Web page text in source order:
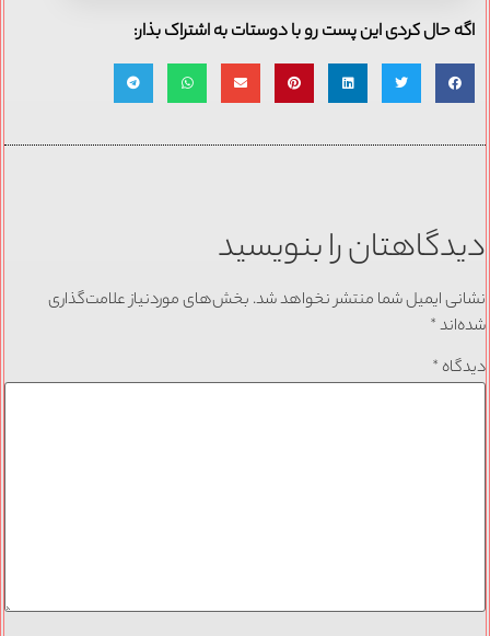
اگه حال کردی این پست رو با دوستات به اشتراک بذار:
دیدگاهتان را بنویسید
نشانی ایمیل شما منتشر نخواهد شد. بخش‌های موردنیاز علامت‌گذاری
شده‌اند*
دیدگاه *